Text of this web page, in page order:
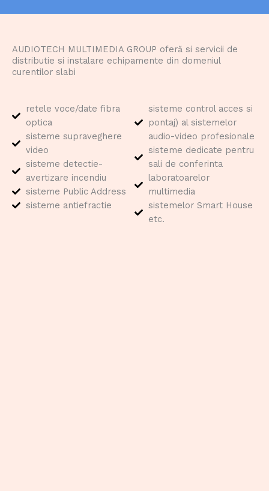
AUDIOTECH MULTIMEDIA GROUP oferă si servicii de
distributie si instalare echipamente din domeniul
curentilor slabi
retele voce/date fibra
optica
sisteme supraveghere
video
sisteme detectie-
avertizare incendiu
sisteme Public Address
sisteme antiefractie
sisteme control acces si
pontaj) al sistemelor
audio-video profesionale
sisteme dedicate pentru
sali de conferinta
laboratoarelor
multimedia
sistemelor Smart House
etc.